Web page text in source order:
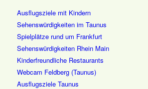
Ausflugsziele mit Kindern
Sehenswürdigkeiten im Taunus
Spielplätze rund um Frankfurt
Sehenswürdigkeiten Rhein Main
Kinderfreundliche Restaurants
Webcam Feldberg (Taunus)
Ausflugsziele Taunus